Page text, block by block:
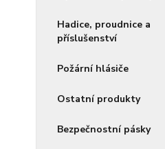
Hadice, proudnice a
příslušenství
Požární hlásiče
Ostatní produkty
Bezpečnostní pásky